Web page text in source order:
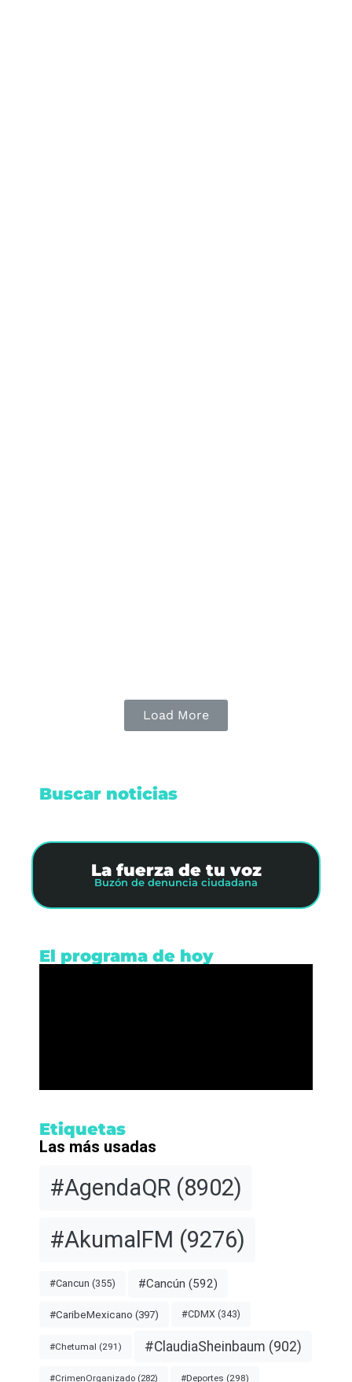
Load More
Buscar noticias
La fuerza de tu voz
Buzón de denuncia ciudadana
El programa de hoy
Etiquetas
Las más usadas
#AgendaQR (8902)
#AkumalFM (9276)
#Cancun (355) #Cancún (592)
#CaribeMexicano (397) #CDMX (343)
#Chetumal (291) #ClaudiaSheinbaum (902)
#CrimenOrganizado (282) #Deportes (298)